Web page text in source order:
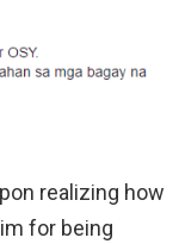
realizing how
for being